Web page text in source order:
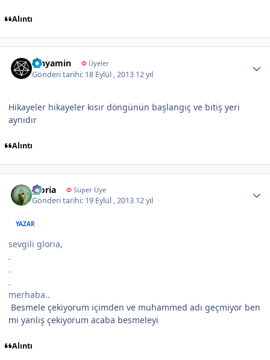
Alıntı
binyamin ΦÜyeler
Gönderi tarihi: 18 Eylül , 2013 12 yıl
Hikayeler hikayeler kısır döngünün başlangıç ve bitiş yeri
aynıdır
Alıntı
gloria ΦSüper Üye
Gönderi tarihi: 19 Eylül , 2013 12 yıl
YAZAR
sevgili gloria,
.
.
.
merhaba..
Besmele çekiyorum içimden ve muhammed adı geçmiyor ben
mi yanlış çekiyorum acaba besmeleyi
Alıntı